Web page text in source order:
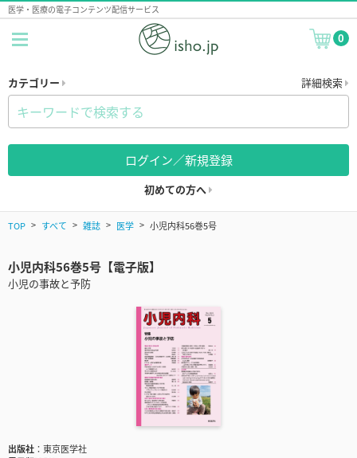
医学・医療の電子コンテンツ配信サービス
0
カテゴリー 詳細検索
ログイン／新規登録
初めての方へ
TOP すべて 雑誌 医学 小児内科56巻5号
小児内科56巻5号【電子版】
小児の事故と予防
出版社
東京医学社